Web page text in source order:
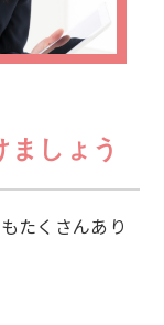
ましょう
たくさんあり